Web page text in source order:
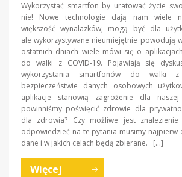
Wykorzystać smartfon by uratować życie
nie! Nowe technologie dają nam wiele
większość wynalazków, mogą być dla
ale wykorzystywane nieumiejętnie powodują
ostatnich dniach wiele mówi się o
do walki z COVID-19. Pojawiają się
wykorzystania smartfonów do walki
bezpieczeństwie danych osobowych
aplikacje stanowią zagrożenie dla naszej
powinniśmy poświęcić zdrowie dla
dla zdrowia? Czy możliwe jest
odpowiedzieć na te pytania musimy najpierw
dane i w jakich celach będą zbierane. […]
Więcej